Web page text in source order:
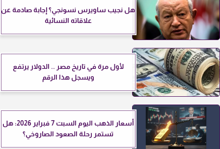
هل نجيب ساويرس نسونجي؟ إجابة صادمة عن
علاقاته النسائية
لأول مرة في تاريخ مصر .. الدولار يرتفع
ويسجل هذا الرقم
أسعار الذهب اليوم السبت 7 فبراير 2026: هل
تستمر رحلة الصعود الصاروخي؟